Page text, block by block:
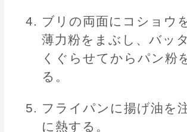
ブリの両面にコショウ
薄力粉をまぶし、バッ
くぐらせてからパン粉
る。
フライパンに揚げ油を
に熱する。